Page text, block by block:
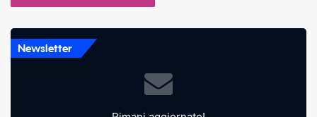
Newsletter